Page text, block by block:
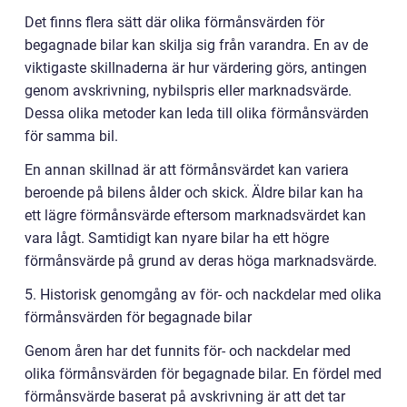
Det finns flera sätt där olika förmånsvärden för
begagnade bilar kan skilja sig från varandra. En av de
viktigaste skillnaderna är hur värdering görs, antingen
genom avskrivning, nybilspris eller marknadsvärde.
Dessa olika metoder kan leda till olika förmånsvärden
för samma bil.
En annan skillnad är att förmånsvärdet kan variera
beroende på bilens ålder och skick. Äldre bilar kan ha
ett lägre förmånsvärde eftersom marknadsvärdet kan
vara lågt. Samtidigt kan nyare bilar ha ett högre
förmånsvärde på grund av deras höga marknadsvärde.
5. Historisk genomgång av för- och nackdelar med olika
förmånsvärden för begagnade bilar
Genom åren har det funnits för- och nackdelar med
olika förmånsvärden för begagnade bilar. En fördel med
förmånsvärde baserat på avskrivning är att det tar